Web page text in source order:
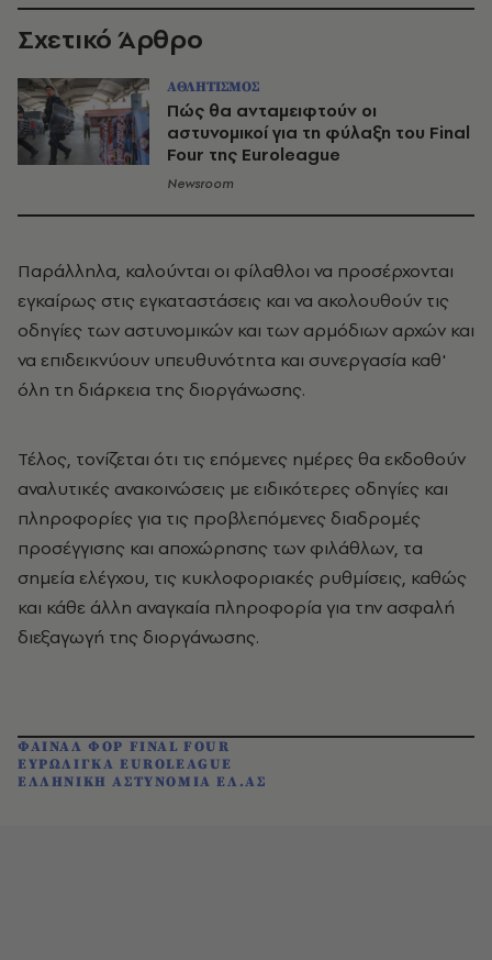
Σχετικό Άρθρο
ΑΘΛΗΤΙΣΜΟΣ
Πώς θα ανταμειφτούν οι
αστυνομικοί για τη φύλαξη του Final
Four της Euroleague
Newsroom
Παράλληλα, καλούνται οι φίλαθλοι να προσέρχονται
εγκαίρως στις εγκαταστάσεις και να ακολουθούν τις
οδηγίες των αστυνομικών και των αρμόδιων αρχών και
να επιδεικνύουν υπευθυνότητα και συνεργασία καθ'
όλη τη διάρκεια της διοργάνωσης.
Τέλος, τονίζεται ότι τις επόμενες ημέρες θα εκδοθούν
αναλυτικές ανακοινώσεις με ειδικότερες οδηγίες και
πληροφορίες για τις προβλεπόμενες διαδρομές
προσέγγισης και αποχώρησης των φιλάθλων, τα
σημεία ελέγχου, τις κυκλοφοριακές ρυθμίσεις, καθώς
και κάθε άλλη αναγκαία πληροφορία για την ασφαλή
διεξαγωγή της διοργάνωσης.
ΦΑΙΝΑΛ ΦΟΡ FINAL FOUR
ΕΥΡΩΛΙΓΚΑ EUROLEAGUE
ΕΛΛΗΝΙΚΗ ΑΣΤΥΝΟΜΙΑ ΕΛ.ΑΣ